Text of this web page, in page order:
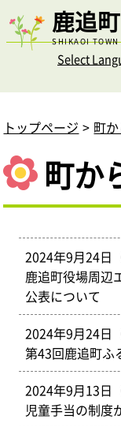
鹿追町
SHIKAOI TOWN
Select
トップページ 町
町か
2024年9月24日
鹿追町役場周辺
公表について
2024年9月24日
第43回鹿追町ふ
2024年9月13日
児童手当の制度